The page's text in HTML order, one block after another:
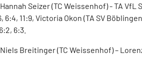
Seizer (TC Weissenhof) - TA
6:4, 11:9, Victoria Okon (TA SV
6:3.
Breitinger (TC Weissenhof) –